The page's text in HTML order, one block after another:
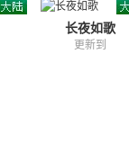
长夜如歌
更新到